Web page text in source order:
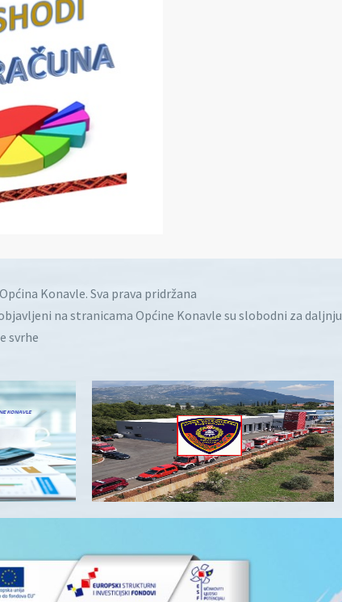
Konavle. Sva prava pridržana
na stranicama Općine Konavle su slobodni za daljnju
svrhe